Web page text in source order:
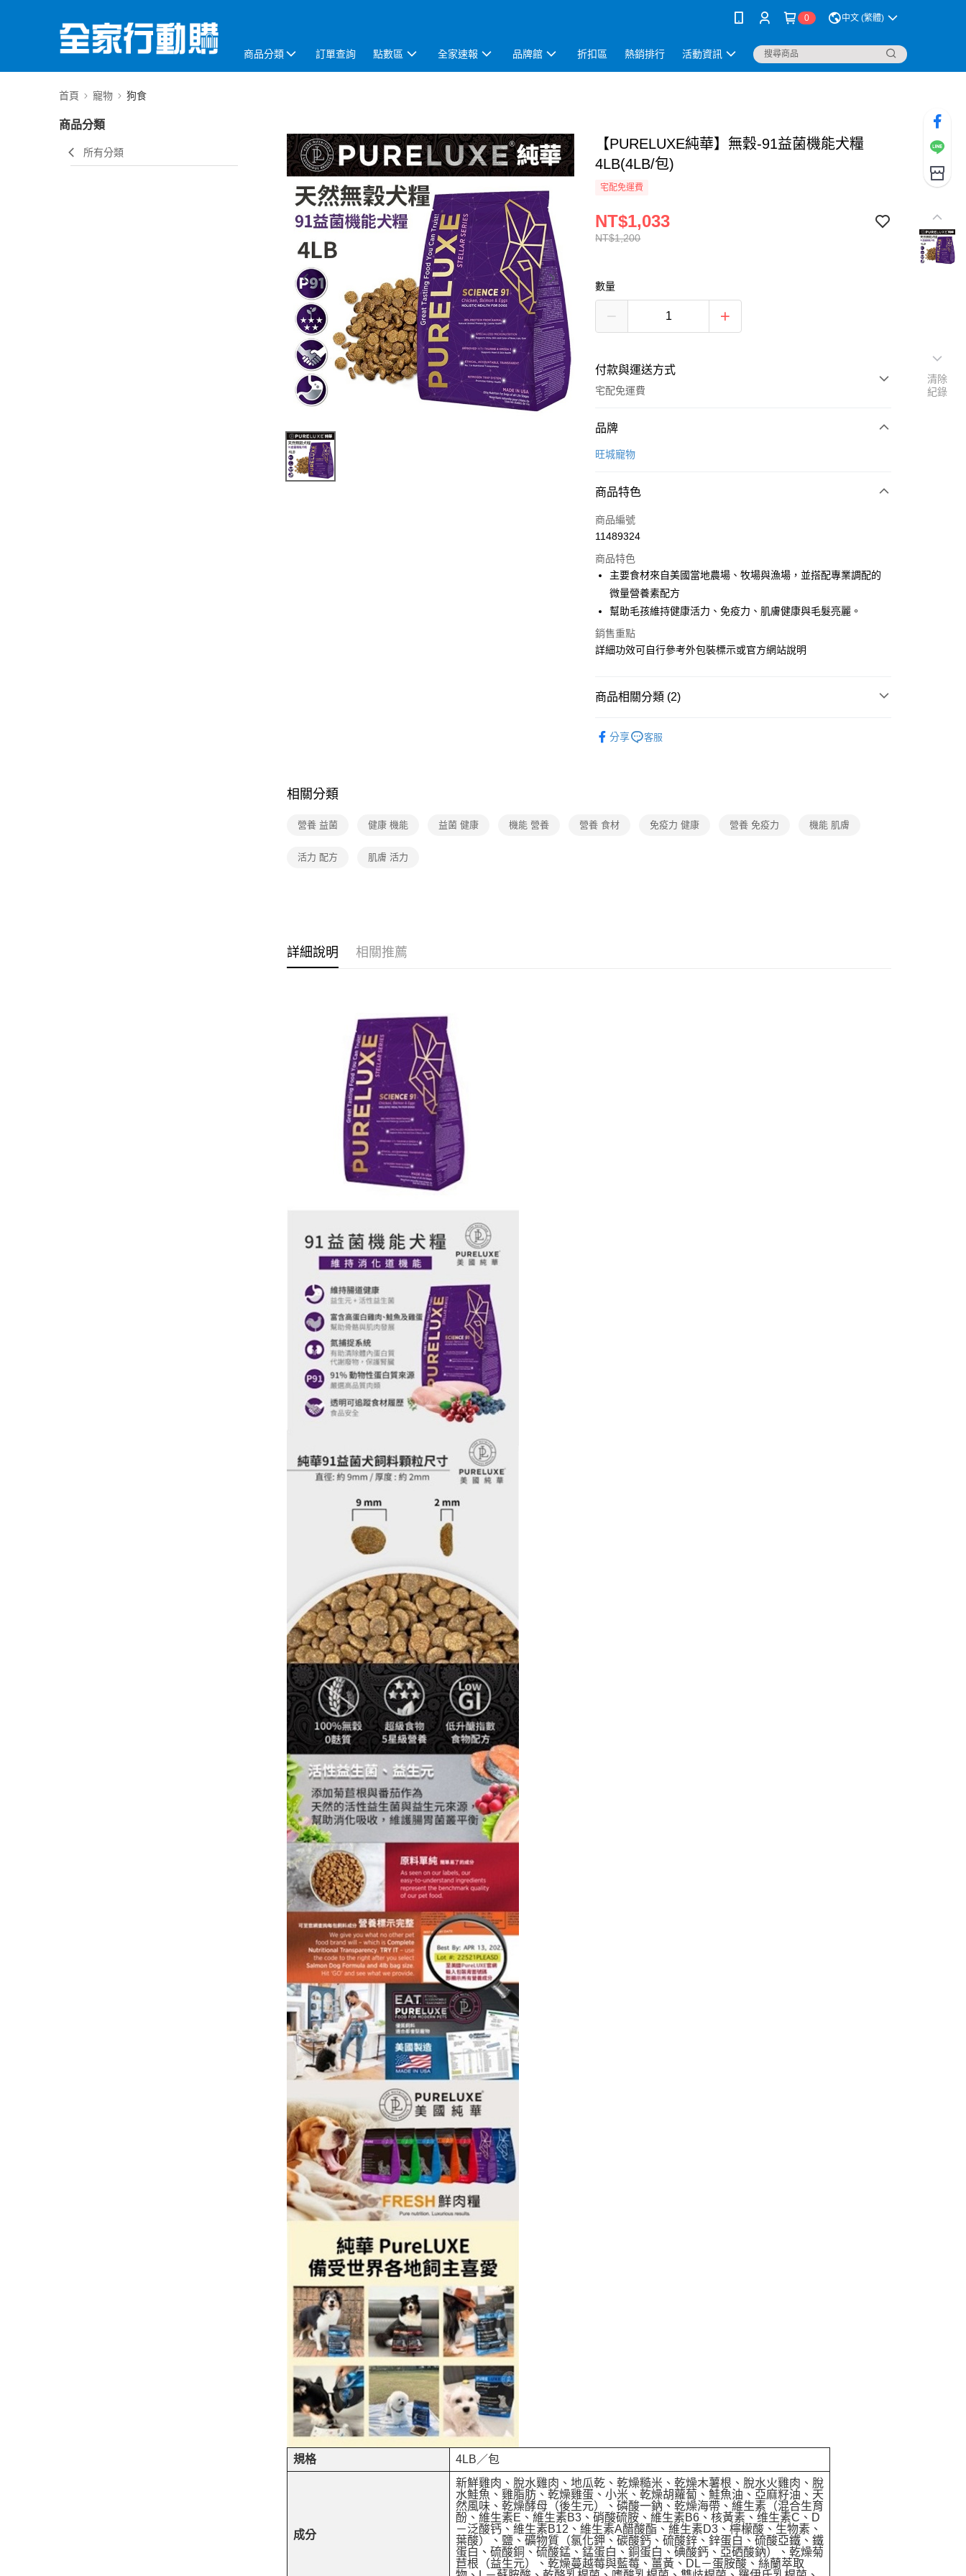
0 中文 (繁體)
商品分類 訂單查詢 點數區 全家速報 品牌館 折扣區 熱銷排行 活動資訊
首頁 寵物 狗食
商品分類
所有分類
【PURELUXE純華】無穀-91益菌機能犬糧
4LB(4LB/包)
宅配免運費
NT$1,200
NT$1,033
數量
付款與運送方式
宅配免運費
付款方式
全家線上支付
運送方式
本島宅配-活動商品
離島宅配-常溫商品
免運費
品牌
旺城寵物
商品特色
商品編號
11489324
商品特色
主要食材來自美國當地農場、牧場與漁場，並搭配專業調配的
微量營養素配方
幫助毛孩維持健康活力、免疫力、肌膚健康與毛髮亮麗。
銷售重點
詳細功效可自行參考外包裝標示或官方網站說明
商品相關分類 (2)
分享 客服
相關分類
營養 益菌 健康 機能 益菌 健康 機能 營養 營養 食材 免疫力 健康 營養 免疫力 機能 肌膚
活力 配方 肌膚 活力
詳細說明 相關推薦
規格 4LB／包
成分
新鮮雞肉、脫水雞肉、地瓜乾、乾燥糙米、乾燥木薯根、脫水火雞肉、脫
水鮭魚、雞脂肪、乾燥雞蛋、小米、乾燥胡蘿蔔、鮭魚油、亞麻籽油、天
然風味、乾燥酵母（後生元）、磷酸一鈉、乾燥海帶、維生素（混合生育
酚、維生素E、維生素B3、硝酸硫胺、維生素B6、核黃素、维生素C、D
－泛酸钙、維生素B12、維生素A醋酸酯、維生素D3、檸檬酸、生物素、
葉酸）、鹽、礦物質（氯化鉀、碳酸鈣、硫酸鋅、鋅蛋白、硫酸亞鐵、鐵
蛋白、硫酸銅、硫酸錳、錳蛋白、銅蛋白、碘酸鈣、亞硒酸鈉）、乾燥菊
苣根（益生元）、乾燥蔓越莓與藍莓、薑黃、DL－蛋胺酸、絲蘭萃取
清除
紀錄